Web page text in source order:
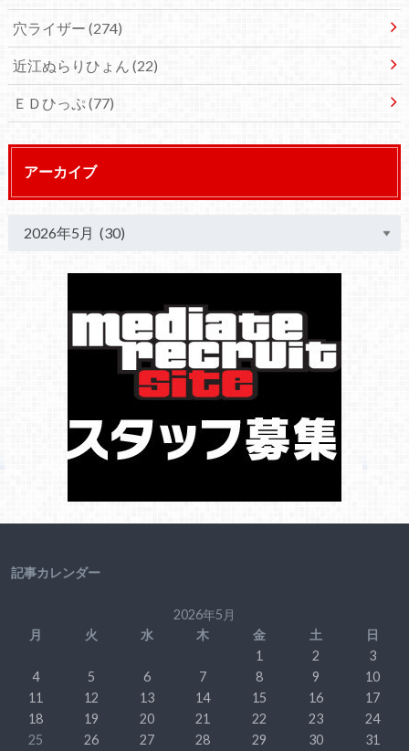
穴ライザー (274)
近江ぬらりひょん (22)
ＥＤひっぷ(77)
アーカイブ
記事カレンダー
2026年5月
月
火 水 木 金 土
日
1
2
3
4
5 6 7 8 9
10
11
12 13 14 15 16
17
18
19 20 21 22 23
24
25
26 27 28 29 30 31